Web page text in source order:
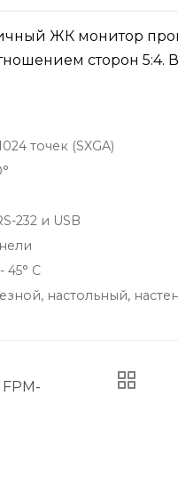
ЖК монитор
сторон 5:4.
точек (SXGA)
232 и USB
C
настольный,